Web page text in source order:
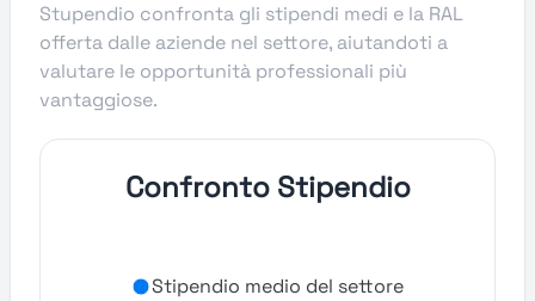
Stupendio confronta gli stipendi medi e la RAL
offerta dalle aziende nel settore, aiutandoti a
valutare le opportunità professionali più
vantaggiose.
Confronto Stipendio
Stipendio medio del settore